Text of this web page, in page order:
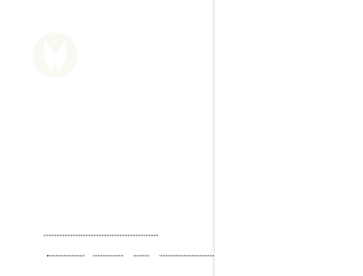
+43 670 354 72 56
office@wolfgang-mair.studio